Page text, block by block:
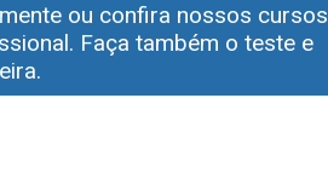
ou confira nossos cursos
Faça também o teste e